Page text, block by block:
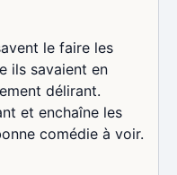
le faire les
ils savaient en
délirant.
et enchaîne les
comédie à voir.